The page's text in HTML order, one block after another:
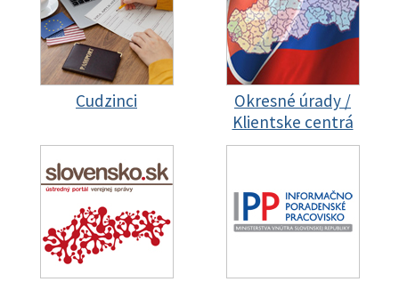
Cudzinci
Okresné úrady /
Klientske centrá